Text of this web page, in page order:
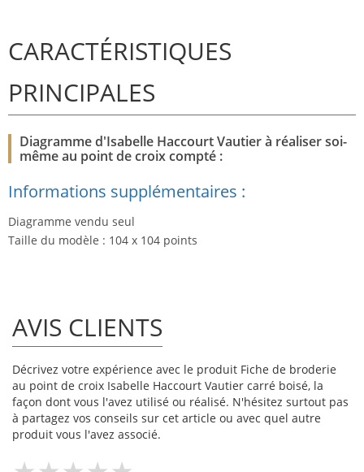
CARACTÉRISTIQUES
PRINCIPALES
Diagramme d'Isabelle Haccourt Vautier à réaliser soi-
même au point de croix compté :
Informations supplémentaires :
Diagramme vendu seul
Taille du modèle : 104 x 104 points
AVIS CLIENTS
Décrivez votre expérience avec le produit Fiche de broderie
au point de croix Isabelle Haccourt Vautier carré boisé, la
façon dont vous l'avez utilisé ou réalisé. N'hésitez surtout pas
à partagez vos conseils sur cet article ou avec quel autre
produit vous l'avez associé.